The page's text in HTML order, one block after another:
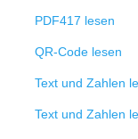
PDF417 lesen
QR-Code lesen
Text und Zahlen
Text und Zahlen